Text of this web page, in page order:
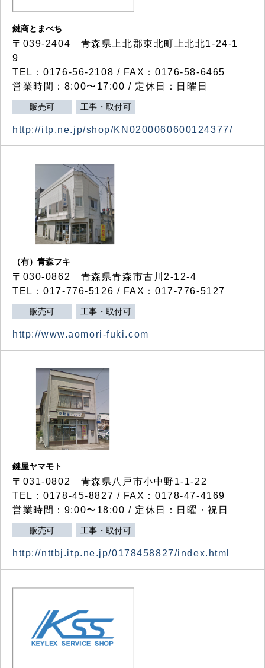
鍵商とまべち
〒039-2404 青森県上北郡東北町上北北1-24-1
9
TEL：0176-56-2108 / FAX：0176-58-6465
営業時間：8:00〜17:00 / 定休日：日曜日
販売可 工事・取付可
http://itp.ne.jp/shop/KN0200060600124377/
（有）青森フキ
〒030-0862 青森県青森市古川2-12-4
TEL：017-776-5126 / FAX：017-776-5127
販売可 工事・取付可
http://www.aomori-fuki.com
鍵屋ヤマモト
〒031-0802 青森県八戸市小中野1-1-22
TEL：0178-45-8827 / FAX：0178-47-4169
営業時間：9:00〜18:00 / 定休日：日曜・祝日
販売可 工事・取付可
http://nttbj.itp.ne.jp/0178458827/index.html